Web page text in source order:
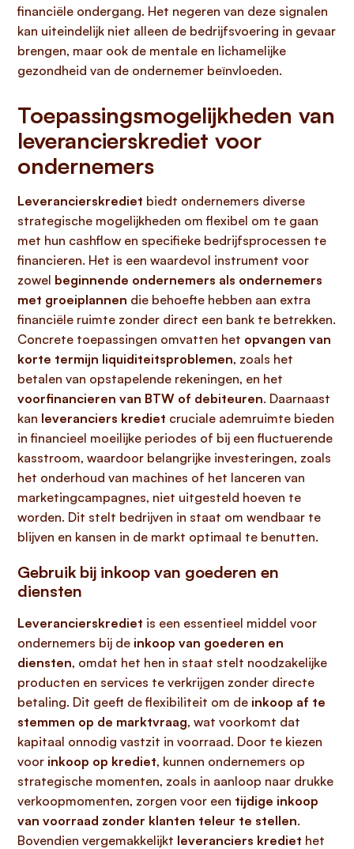
financiële ondergang. Het negeren van deze signalen
kan uiteindelijk niet alleen de bedrijfsvoering in gevaar
brengen, maar ook de mentale en lichamelijke
gezondheid van de ondernemer beïnvloeden.
Toepassingsmogelijkheden van
leverancierskrediet voor
ondernemers
Leverancierskrediet biedt ondernemers diverse
strategische mogelijkheden om flexibel om te gaan
met hun cashflow en specifieke bedrijfsprocessen te
financieren. Het is een waardevol instrument voor
zowel beginnende ondernemers als ondernemers
met groeiplannen die behoefte hebben aan extra
financiële ruimte zonder direct een bank te betrekken.
Concrete toepassingen omvatten het opvangen van
korte termijn liquiditeitsproblemen, zoals het
betalen van opstapelende rekeningen, en het
voorfinancieren van BTW of debiteuren. Daarnaast
kan leveranciers krediet cruciale ademruimte bieden
in financieel moeilijke periodes of bij een fluctuerende
kasstroom, waardoor belangrijke investeringen, zoals
het onderhoud van machines of het lanceren van
marketingcampagnes, niet uitgesteld hoeven te
worden. Dit stelt bedrijven in staat om wendbaar te
blijven en kansen in de markt optimaal te benutten.
Gebruik bij inkoop van goederen en
diensten
Leverancierskrediet is een essentieel middel voor
ondernemers bij de inkoop van goederen en
diensten, omdat het hen in staat stelt noodzakelijke
producten en services te verkrijgen zonder directe
betaling. Dit geeft de flexibiliteit om de inkoop af te
stemmen op de marktvraag, wat voorkomt dat
kapitaal onnodig vastzit in voorraad. Door te kiezen
voor inkoop op krediet, kunnen ondernemers op
strategische momenten, zoals in aanloop naar drukke
verkoopmomenten, zorgen voor een tijdige inkoop
van voorraad zonder klanten teleur te stellen.
Bovendien vergemakkelijkt leveranciers krediet het